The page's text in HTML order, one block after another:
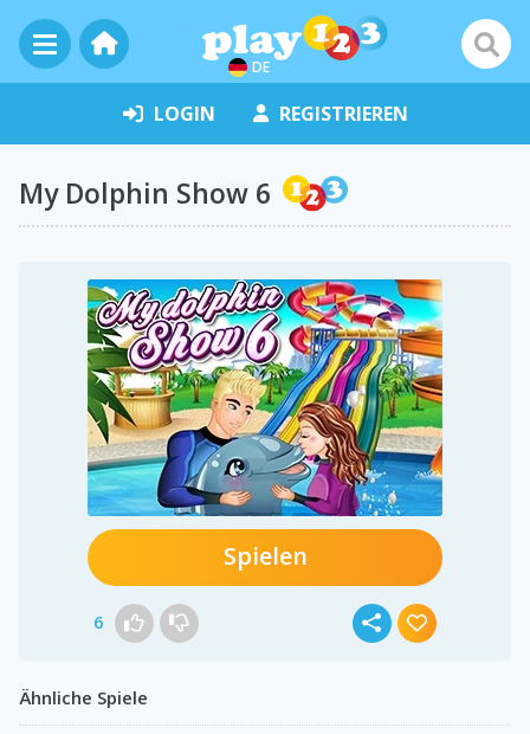
DE
LOGIN REGISTRIEREN
My Dolphin Show 6
Spielen
6
Ähnliche Spiele